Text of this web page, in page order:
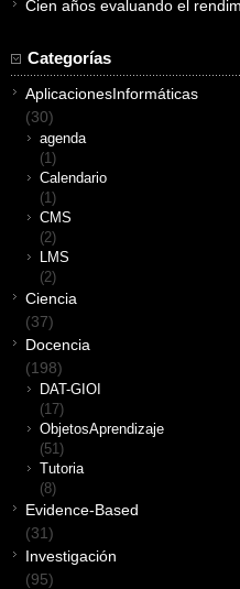
Cien años evaluando el
Categorías
AplicacionesInformáticas
(30)
agenda
(1)
Calendario
(1)
CMS
(2)
LMS
(2)
Ciencia
(37)
Docencia
(198)
DAT-GIOI
(17)
ObjetosAprendizaje
(51)
Tutoria
(8)
Evidence-Based
(31)
Investigación
(95)